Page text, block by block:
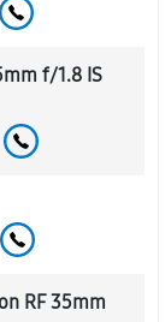
f/1.8 IS
RF 35mm